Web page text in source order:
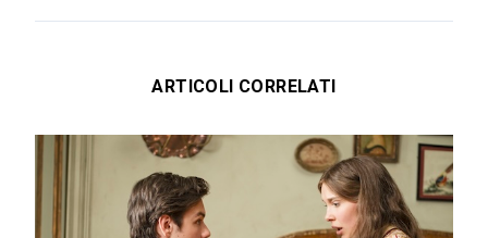
ARTICOLI CORRELATI